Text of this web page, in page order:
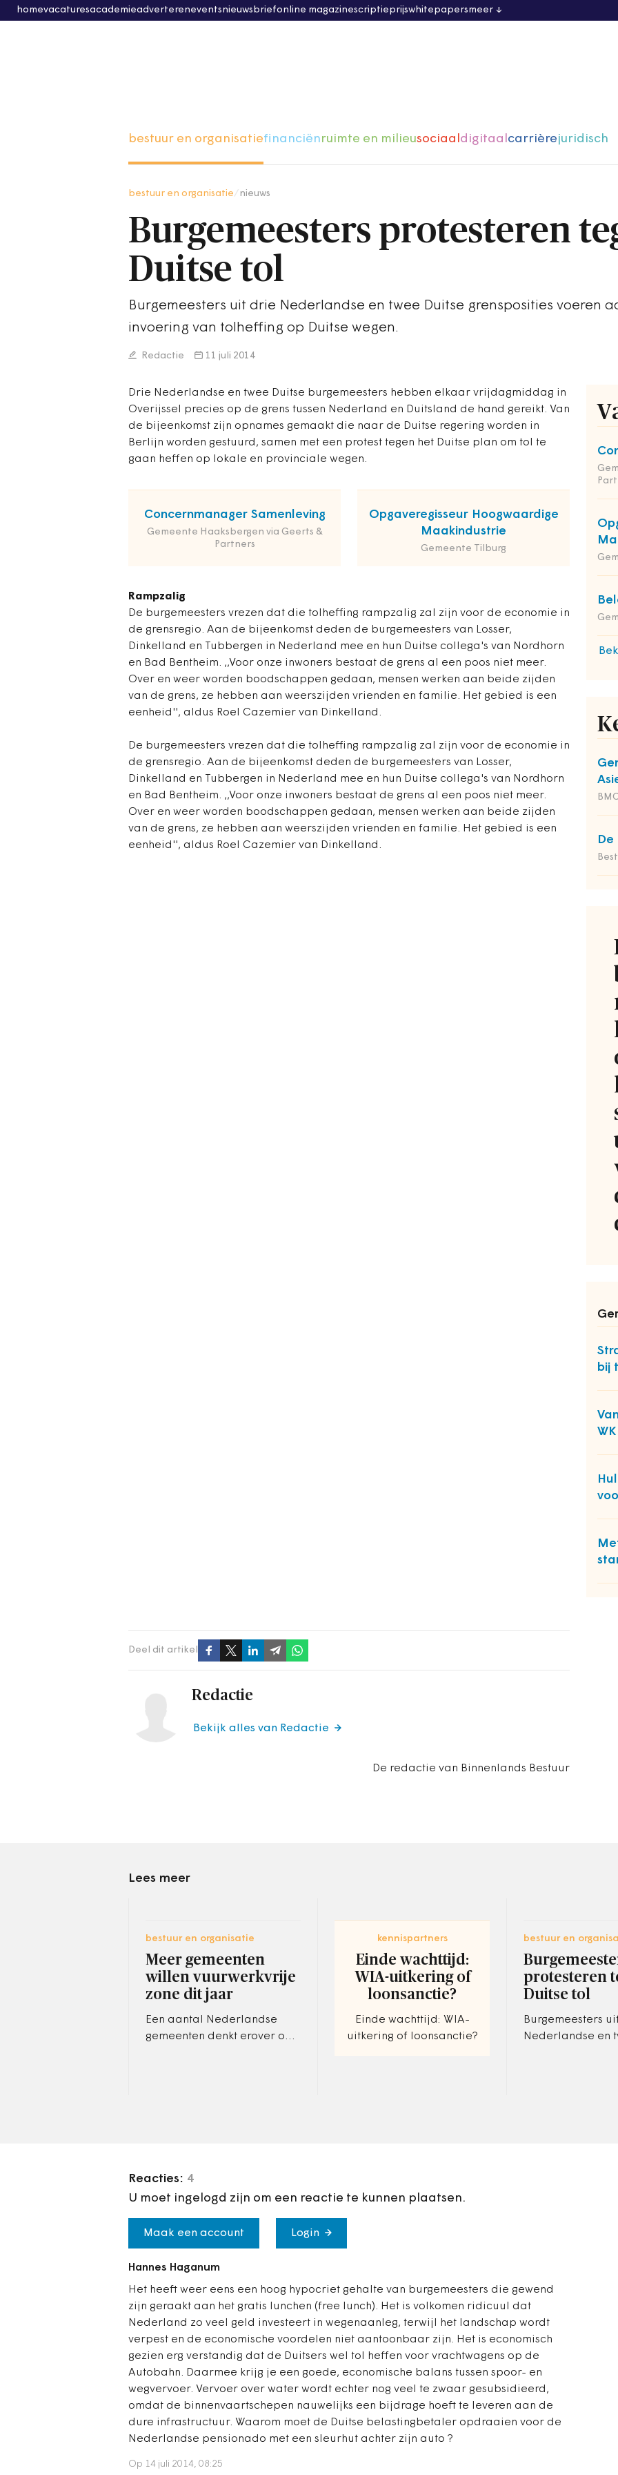
homevacaturesacademieadvertereneventsnieuwsbriefonline magazinescriptieprijswhitepapersmeer
bestuur en organisatiefinanciënruimte en milieusociaaldigitaalcarrièrejuridisch
bestuur en organisatie nieuws
Burgemeesters protesteren
Duitse tol
Burgemeesters uit drie Nederlandse en twee Duitse grensposities voeren
invoering van tolheffing op Duitse wegen.
Redactie 11 juli 2014
Drie Nederlandse en twee Duitse burgemeesters hebben elkaar vrijdagmiddag in
Overijssel precies op de grens tussen Nederland en Duitsland de hand gereikt. Van
de bijeenkomst zijn opnames gemaakt die naar de Duitse regering worden in
Berlijn worden gestuurd, samen met een protest tegen het Duitse plan om tol te
gaan heffen op lokale en provinciale wegen.
Concernmanager Samenleving
Gemeente Haaksbergen via Geerts &
Partners
Opgaveregisseur Hoogwaardige
Maakindustrie
Gemeente Tilburg
Rampzalig
De burgemeesters vrezen dat die tolheffing rampzalig zal zijn voor de economie in
de grensregio. Aan de bijeenkomst deden de burgemeesters van Losser,
Dinkelland en Tubbergen in Nederland mee en hun Duitse collega's van Nordhorn
en Bad Bentheim. ,,Voor onze inwoners bestaat de grens al een poos niet meer.
Over en weer worden boodschappen gedaan, mensen werken aan beide zijden
van de grens, ze hebben aan weerszijden vrienden en familie. Het gebied is een
eenheid'', aldus Roel Cazemier van Dinkelland.
BMC
bij
De burgemeesters vrezen dat die tolheffing rampzalig zal zijn voor de economie in
de grensregio. Aan de bijeenkomst deden de burgemeesters van Losser,
Dinkelland en Tubbergen in Nederland mee en hun Duitse collega's van Nordhorn
en Bad Bentheim. ,,Voor onze inwoners bestaat de grens al een poos niet meer.
Over en weer worden boodschappen gedaan, mensen werken aan beide zijden
van de grens, ze hebben aan weerszijden vrienden en familie. Het gebied is een
eenheid'', aldus Roel Cazemier van Dinkelland.
Deel dit artikel
Redactie
De redactie van Binnenlands Bestuur
Bekijk alles van Redactie
Lees meer
bestuur en organisatie
Meer gemeenten
willen vuurwerkvrije
zone dit jaar
Een aantal Nederlandse
gemeenten denkt erover om
kennispartners
Einde wachttijd:
WIA-uitkering of
loonsanctie?
Einde wachttijd: WIA-
uitkering of loonsanctie?
bestuur en
protesteren
Duitse tol
Burgemeesters
Nederlandse en
Reacties: 4
U moet ingelogd zijn om een reactie te kunnen plaatsen.
Maak een account Login
Hannes Haganum
Het heeft weer eens een hoog hypocriet gehalte van burgemeesters die gewend
zijn geraakt aan het gratis lunchen (free lunch). Het is volkomen ridicuul dat
Nederland zo veel geld investeert in wegenaanleg, terwijl het landschap wordt
verpest en de economische voordelen niet aantoonbaar zijn. Het is economisch
gezien erg verstandig dat de Duitsers wel tol heffen voor vrachtwagens op de
Autobahn. Daarmee krijg je een goede, economische balans tussen spoor- en
wegvervoer. Vervoer over water wordt echter nog veel te zwaar gesubsidieerd,
omdat de binnenvaartschepen nauwelijks een bijdrage hoeft te leveren aan de
dure infrastructuur. Waarom moet de Duitse belastingbetaler opdraaien voor de
Nederlandse pensionado met een sleurhut achter zijn auto ?
Op 14 juli 2014, 08:25